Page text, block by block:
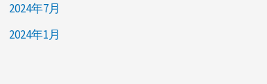
2024年7月
2024年1月